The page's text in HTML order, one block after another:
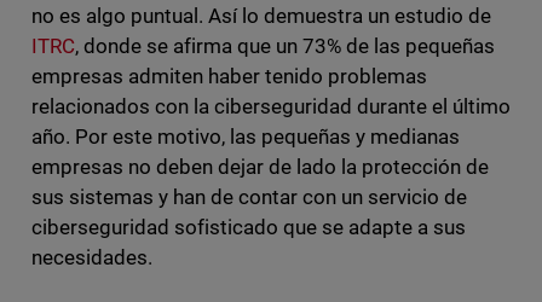
no es algo puntual. Así lo demuestra un estudio de
ITRC, donde se afirma que un 73% de las pequeñas
empresas admiten haber tenido problemas
relacionados con la ciberseguridad durante el último
año. Por este motivo, las pequeñas y medianas
empresas no deben dejar de lado la protección de
sus sistemas y han de contar con un servicio de
ciberseguridad sofisticado que se adapte a sus
necesidades.